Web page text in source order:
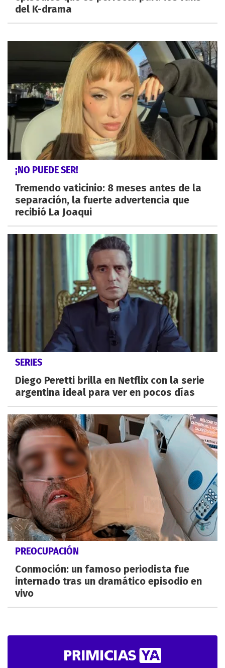
del K-drama
¡NO PUEDE SER!
Tremendo vaticinio: 8 meses antes de la
separación, la fuerte advertencia que
recibió La Joaqui
SERIES
Diego Peretti brilla en Netflix con la serie
argentina ideal para ver en pocos días
PREOCUPACIÓN
Conmoción: un famoso periodista fue
internado tras un dramático episodio en
vivo